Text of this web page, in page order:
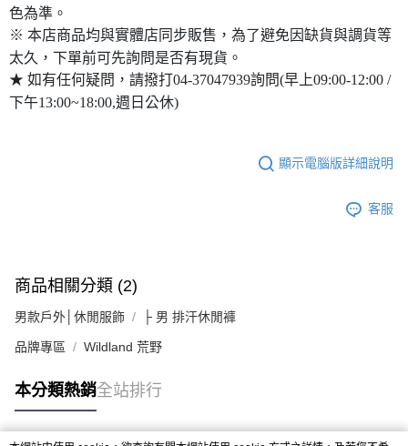
色為準。
※ 本店商品均與實體店同步販售，為了避免因缺貨與調貨等
太久，下單前可先詢問是否有現貨。
★ 如有任何疑問，請撥打04-37047939詢問(早上09:00-12:00 /
下午13:00~18:00,週日公休)
顯示電腦版詳細說明
客服
商品相關分類 (2)
男款戶外│休閒服飾 ├ 男 排汗休閒褲
品牌專區 Wildland 荒野
本分類熱銷全站排行